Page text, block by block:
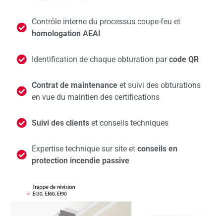
Contrôle interne du processus coupe-feu et
homologation AEAI
Identification de chaque obturation parcode QR
Contrat de maintenance et suivi des obturations
en vue du maintien des certifications
Suivi des clients et conseils techniques
Expertise technique sur site et conseils en
protection incendie passive